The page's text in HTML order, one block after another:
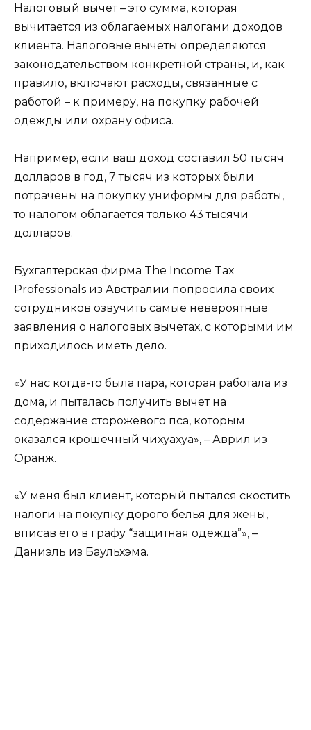
Налоговый вычет – это сумма, которая
вычитается из облагаемых налогами доходов
клиента. Налоговые вычеты определяются
законодательством конкретной страны, и, как
правило, включают расходы, связанные с
работой – к примеру, на покупку рабочей
одежды или охрану офиса.
Например, если ваш доход составил 50 тысяч
долларов в год, 7 тысяч из которых были
потрачены на покупку униформы для работы,
то налогом облагается только 43 тысячи
долларов.
Бухгалтерская фирма The Income Tax
Professionals из Австралии попросила своих
сотрудников озвучить самые невероятные
заявления о налоговых вычетах, с которыми им
приходилось иметь дело.
«У нас когда-то была пара, которая работала из
дома, и пыталась получить вычет на
содержание сторожевого пса, которым
оказался крошечный чихуахуа», – Аврил из
Оранж.
«У меня был клиент, который пытался скостить
налоги на покупку дорого белья для жены,
вписав его в графу “защитная одежда”», –
Даниэль из Баульхэма.